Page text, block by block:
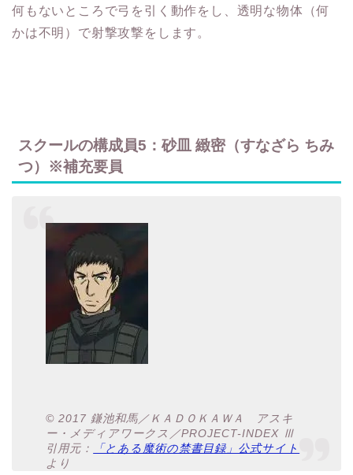
何もないところで弓を引く動作をし、透明な物体（何
かは不明）で射撃攻撃をします。
スクールの構成員5：砂皿 緻密（すなざら ちみ
つ）※補充要員
© 2017 鎌池和馬／ＫＡＤＯＫＡＷＡ アスキ
ー・メディアワークス／PROJECT-INDEX Ⅲ
引用元：
「とある魔術の禁書目録」公式サイト
より